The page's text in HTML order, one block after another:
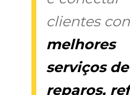
clientes
melhores
serviços de
reparos,